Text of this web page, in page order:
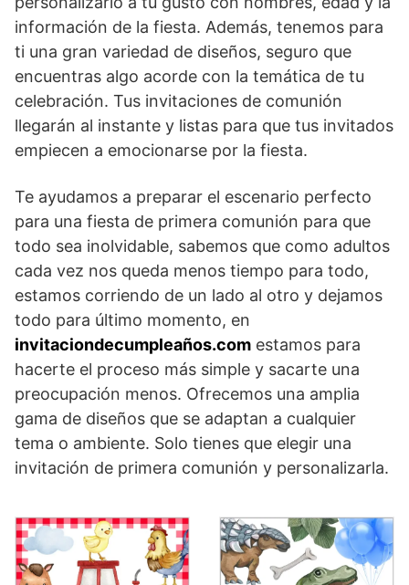
información de la fiesta. Además, tenemos para
ti una gran variedad de diseños, seguro que
encuentras algo acorde con la temática de tu
celebración. Tus invitaciones de comunión
llegarán al instante y listas para que tus invitados
empiecen a emocionarse por la fiesta.
Te ayudamos a preparar el escenario perfecto
para una fiesta de primera comunión para que
todo sea inolvidable, sabemos que como adultos
cada vez nos queda menos tiempo para todo,
estamos corriendo de un lado al otro y dejamos
todo para último momento, en
invitaciondecumpleaños.com estamos para
hacerte el proceso más simple y sacarte una
preocupación menos. Ofrecemos una amplia
gama de diseños que se adaptan a cualquier
tema o ambiente. Solo tienes que elegir una
invitación de primera comunión y personalizarla.